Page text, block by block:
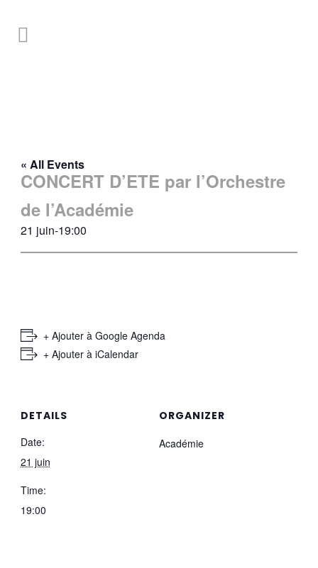
« All Events
CONCERT D’ETE par l’Orchestre
de l’Académie
21 juin-19:00
+ Ajouter à Google Agenda
+ Ajouter à iCalendar
DETAILS
Date:
21 juin
Time:
19:00
ORGANIZER
Académie